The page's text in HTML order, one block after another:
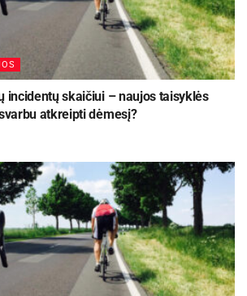
incidentų skaičiui – naujos taisyklės
atkreipti dėmesį?